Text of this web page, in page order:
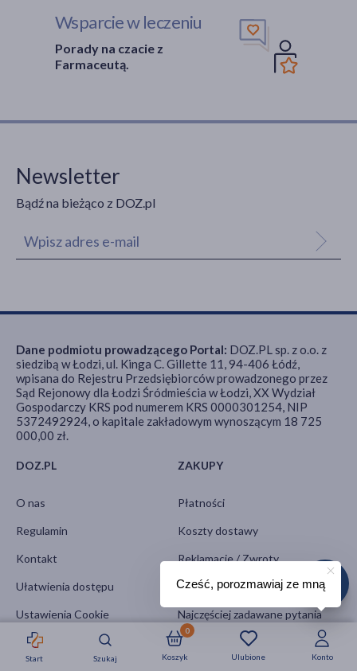
Strefa okazji Nowości Krótkie daty
Start Szukaj Ulubione
Koszyk
0
Konto
Wsparcie w leczeniu
Porady na czacie z
Farmaceutą.
Newsletter
Bądź na bieżąco z DOZ.pl
DOZ.PL
O nas
Regulamin
Kontakt
Ułatwienia dostępu
Ustawienia Cookie
ZAKUPY
Płatności
Koszty dostawy
Reklamacje / Zwroty
Leki na receptę
Najczęściej zadawane pytania
Polityka prywatności
Dane podmiotu prowadzącego Portal: DOZ.PL sp. z o.o. z
siedzibą w Łodzi, ul. Kinga C. Gillette 11, 94-406 Łódź,
wpisana do Rejestru Przedsiębiorców prowadzonego przez
Sąd Rejonowy dla Łodzi Śródmieścia w Łodzi, XX Wydział
Gospodarczy KRS pod numerem KRS 0000301254, NIP
5372492924, o kapitale zakładowym wynoszącym 18 725
000,00 zł.
Cześć, porozmawiaj ze mną